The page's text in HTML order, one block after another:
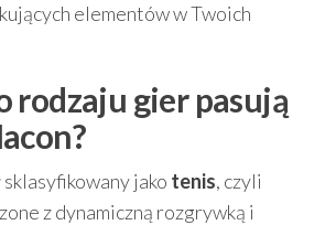
elementów w Twoich
rodzaju gier pasują
sklasyfikowany jako tenis, czyli
z dynamiczną rozgrywką i